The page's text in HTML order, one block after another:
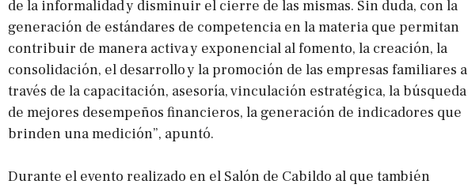
de la informalidad y disminuir el cierre de las mismas. Sin duda, con la
generación de estándares de competencia en la materia que permitan
contribuir de manera activa y exponencial al fomento, la creación, la
consolidación, el desarrollo y la promoción de las empresas familiares a
través de la capacitación, asesoría, vinculación estratégica, la búsqueda
de mejores desempeños financieros, la generación de indicadores que
brinden una medición”, apuntó.
Durante el evento realizado en el Salón de Cabildo al que también